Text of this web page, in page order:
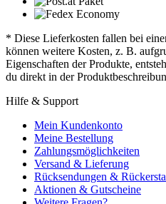
* Diese Lieferkosten fallen bei
können weitere Kosten, z. B.
Eigenschaften der Produkte,
du direkt in der
Hilfe & Support
Mein Kundenkonto
Meine Bestellung
Zahlungsmöglichkeiten
Versand & Lieferung
Rücksendungen &
Aktionen & Gutscheine